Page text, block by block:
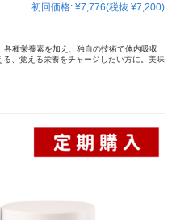
初回価格: ¥7,776(税抜 ¥7,200)
種栄養素を加え、独自の技術で体内吸収
、覚える栄養をチャージしたい方に。美味